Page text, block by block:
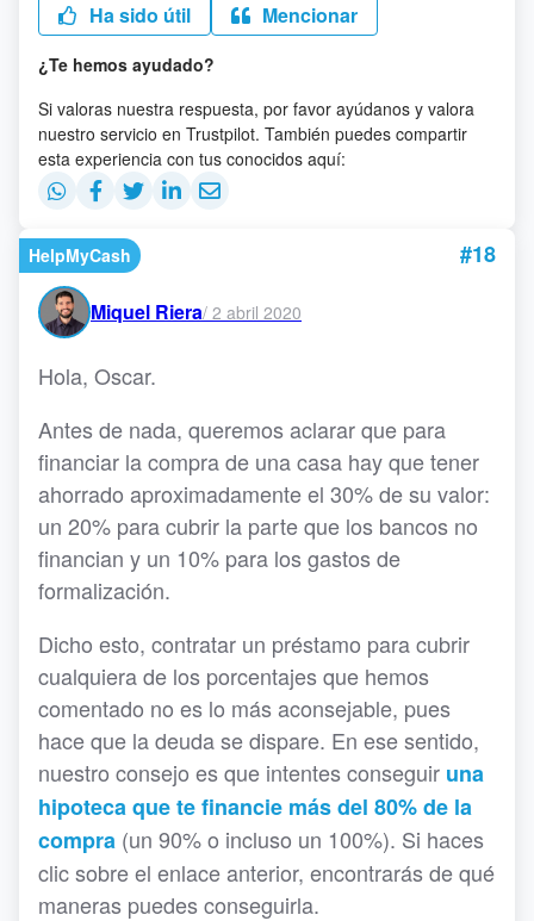
Ha sido útil Mencionar
¿Te hemos ayudado?
Si valoras nuestra respuesta, por favor ayúdanos y valora
nuestro servicio en Trustpilot. También puedes compartir
esta experiencia con tus conocidos aquí:
HelpMyCash #18
Miquel Riera/ 2 abril 2020
Hola, Oscar.
Antes de nada, queremos aclarar que para
financiar la compra de una casa hay que tener
ahorrado aproximadamente el 30% de su valor:
un 20% para cubrir la parte que los bancos no
financian y un 10% para los gastos de
formalización.
Dicho esto, contratar un préstamo para cubrir
cualquiera de los porcentajes que hemos
comentado no es lo más aconsejable, pues
hace que la deuda se dispare. En ese sentido,
nuestro consejo es que intentes conseguir una
hipoteca que te financie más del 80% de la
compra (un 90% o incluso un 100%). Si haces
clic sobre el enlace anterior, encontrarás de qué
maneras puedes conseguirla.